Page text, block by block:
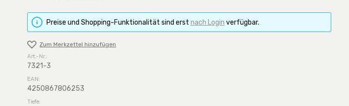
Preise und Shopping-Funktionalität sind erst nach Login verfügbar.
Zum Merkzettel hinzufügen
Art.-Nr.:
7321-3
EAN:
4250867806253
Tiefe: